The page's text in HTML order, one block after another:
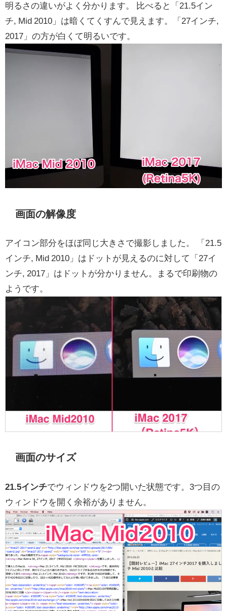
明るさの違いがよく分かります。 比べると「21.5イン
チ, Mid 2010」は暗くてくすんで見えます。「27インチ,
2017」の方が白くて明るいです。
画面の解像度
アイコン部分をほぼ同じ大きさで撮影しました。 「21.5
インチ, Mid 2010」はドットが見えるのに対して「27イ
ンチ, 2017」はドットが分かりません。まるで印刷物の
ようです。
画面のサイズ
21.5インチでウィンドウを2つ開いた状態です。3つ目の
ウィンドウを開く余裕がありません。